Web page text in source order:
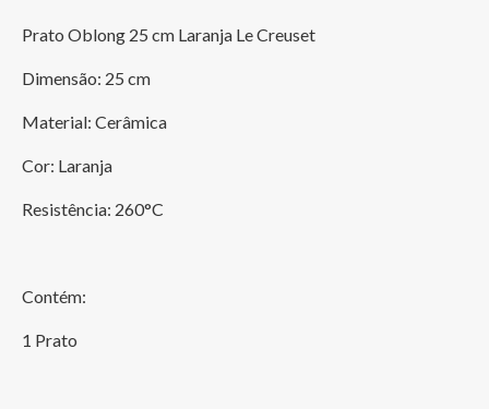
Prato Oblong 25 cm Laranja Le Creuset
Dimensão: 25 cm
Material: Cerâmica
Cor: Laranja
Resistência: 260°C
Contém:
1 Prato